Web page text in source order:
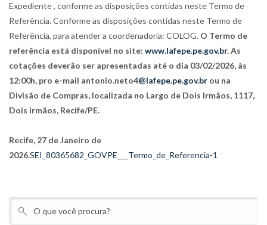
Expediente , conforme as disposições contidas neste Termo de
Referência. Conforme as disposições contidas neste Termo de
Referência, para atender a coordenadoria: COLOG. O Termo de
referência está disponível no site: www.lafepe.pe.gov.br. As
cotações deverão ser apresentadas até o dia 03/02/2026, às
12:00h, pro e-mail antonio.neto4@lafepe.pe.gov.br ou na
Divisão de Compras, localizada no Largo de Dois Irmãos, 1117,
Dois Irmãos, Recife/PE.
Recife, 27 de Janeiro de
2026.SEI_80365682_GOVPE___Termo_de_Referencia-1